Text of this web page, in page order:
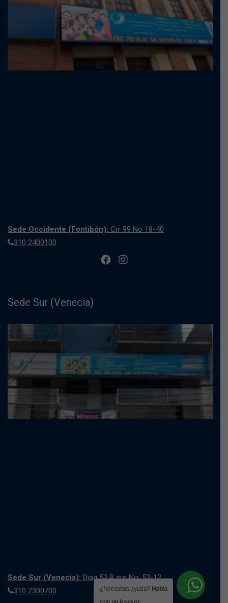
Sede Occidente (Fontibón): Crr 99 No 18-40
310 2400100
Sede Sur (Venecia)
Sede Sur (Venecia): Diag 52 B sur No. 53-12
310 2300700
¿Necesitas ayuda? Habla